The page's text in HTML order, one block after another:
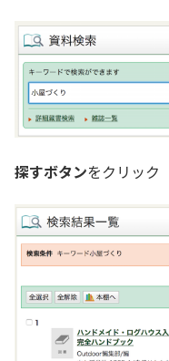
探すボタンをクリック